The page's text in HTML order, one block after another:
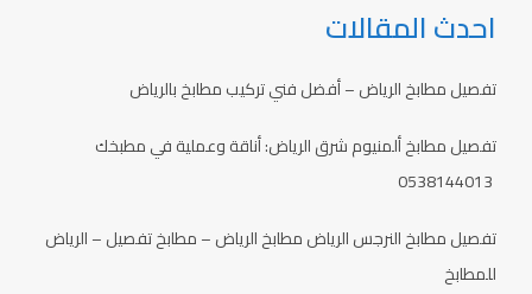
احدث المقالات
تفصيل مطابخ الرياض – أفضل فني تركيب مطابخ بالرياض
تفصيل مطابخ ألمنيوم شرق الرياض: أناقة وعملية في مطبخك
تفصيل مطابخ النرجس الرياض مطابخ الرياض – مطابخ تفصيل – الرياض
للمطابخ